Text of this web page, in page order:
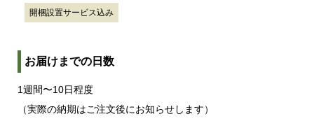
開梱設置サービス込み
お届けまでの日数
1週間〜10日程度
（実際の納期はご注文後にお知らせします）